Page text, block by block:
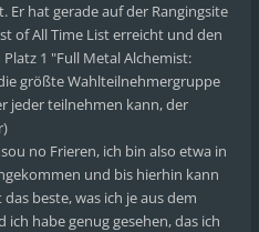
Er hat gerade auf der Rangingsite
of All Time List erreicht und den
1 "Full Metal Alchemist:
größte Wahlteilnehmergruppe
jeder teilnehmen kann, der
no Frieren, ich bin also etwa in
und bis hierhin kann
beste, was ich je aus dem
habe genug gesehen, das ich